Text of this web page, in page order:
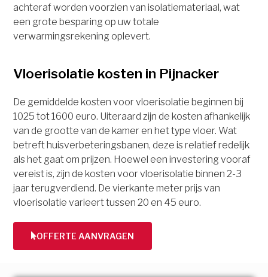
achteraf worden voorzien van isolatiemateriaal, wat
een grote besparing op uw totale
verwarmingsrekening oplevert.
Vloerisolatie kosten in Pijnacker
De gemiddelde kosten voor vloerisolatie beginnen bij
1025 tot 1600 euro. Uiteraard zijn de kosten afhankelijk
van de grootte van de kamer en het type vloer. Wat
betreft huisverbeteringsbanen, deze is relatief redelijk
als het gaat om prijzen. Hoewel een investering vooraf
vereist is, zijn de kosten voor vloerisolatie binnen 2-3
jaar terugverdiend. De vierkante meter prijs van
vloerisolatie varieert tussen 20 en 45 euro.
OFFERTE AANVRAGEN